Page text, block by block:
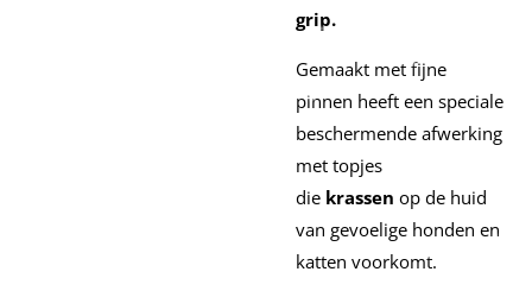
grip.
Gemaakt met fijne
pinnen heeft een speciale
beschermende afwerking
met topjes
die krassen op de huid
van gevoelige honden en
katten voorkomt.